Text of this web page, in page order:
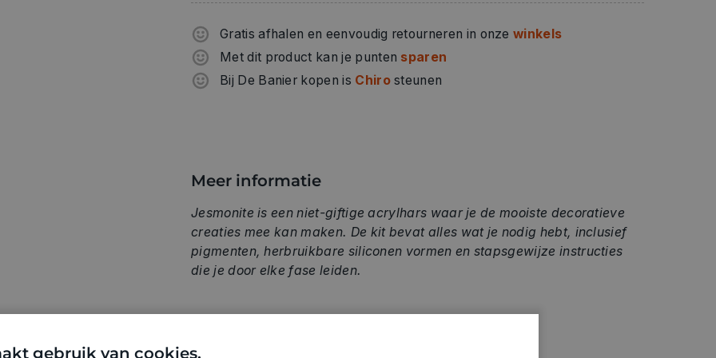
Gratis afhalen en eenvoudig retourneren in onzewinkels
Met dit product kan je punten sparen
Bij De Banier kopen is Chirosteunen
Meer informatie
Jesmonite is een niet-giftige acrylhars waar je de mooiste decoratieve
creaties mee kan maken. De kit bevat alles wat je nodig hebt, inclusief
pigmenten, herbruikbare siliconen vormen en stapsgewijze instructies
die je door elke fase leiden.
gebruik van cookies.